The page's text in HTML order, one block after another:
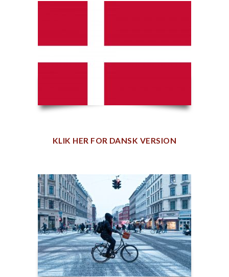
KLIK HER FOR DANSK VERSION